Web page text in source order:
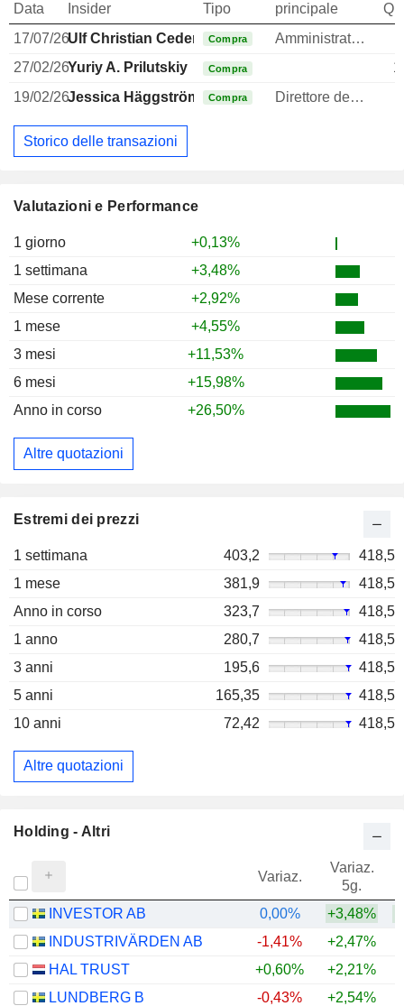
Valutazioni e Performance
1 giorno
+0,13%
1 settimana
+3,48%
Mese corrente
+2,92%
1 mese
+4,55%
3 mesi
+11,53%
6 mesi
+15,98%
Anno in corso
+26,50%
Altre quotazioni
Estremi dei prezzi
1 settimana 403,2
418,5
1 mese
381,9
418,5
Anno in corso
323,7
418,5
1 anno
280,7
418,5
3 anni
195,6
418,5
5 anni
165,35
418,5
10 anni
72,42 418,5
Altre quotazioni
Data Insider Tipo
principale
17/07/26Ulf Christian Cederholm
Compra Amministratore delegato
27/02/26Yuriy A. Prilutskiy Compra
19/02/26Jessica Häggström Compra Direttore delle risorse umane
Storico delle transazioni
Holding - Altri
Variaz.
Variaz.
5g.
INVESTOR AB 0,00% +3,48%
INDUSTRIVÄRDEN AB
-1,41% +2,47%
HAL TRUST
+0,60% +2,21%
LUNDBERG B
-0,43% +2,54%